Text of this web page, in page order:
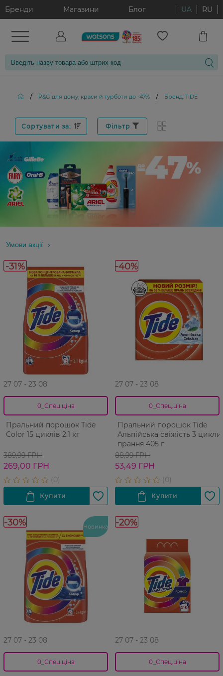
Бренди Магазини Блог UA RU
/ P&G для дому, краси й турботи до -47% / Бренд: TIDE
Сортувати за: Фільтр
Умови акції
-31%
27 07 - 23 08
0_Спец.ціна
Пральний порошок Tide
Color 15 циклів 2.1 кг
389,99 ГРН
269,00 ГРН
-40%
27 07 - 23 08
0_Спец.ціна
Пральний порошок Tide
Альпійська свіжість 3 цикли
прання 405 г
88,99 ГРН
53,49 ГРН
-30% Новинка
27 07 - 23 08
0_Спец.ціна
-20%
27 07 - 23 08
0_Спец.ціна